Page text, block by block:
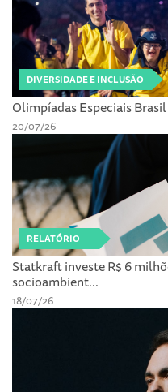
DIVERSIDADE E INCLUSÃO
Olimpíadas Especiais
20/07/26
RELATÓRIO
Statkraft investe R$ 6
socioambient...
18/07/26